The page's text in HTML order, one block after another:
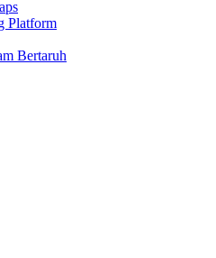
Platform
Bertaruh